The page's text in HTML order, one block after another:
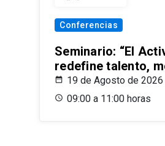
Conferencias
Seminario: “El
redefine talento,
19 de Agosto de 2026
09:00 a 11:00 horas